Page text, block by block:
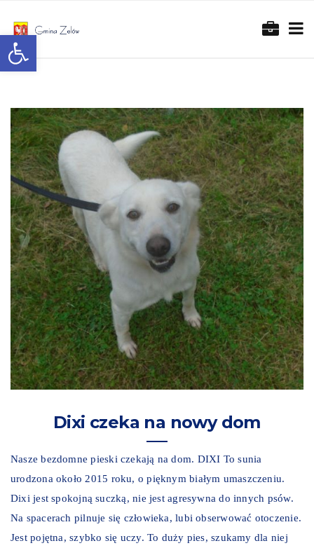
Otwórz pasek narzędzi
Dixi czeka na nowy dom
Nasze bezdomne pieski czekają na dom. DIXI To sunia
urodzona około 2015 roku, o pięknym białym umaszczeniu.
Dixi jest spokojną suczką, nie jest agresywna do innych psów.
Na spacerach pilnuje się człowieka, lubi obserwować otoczenie.
Jest pojętna, szybko się uczy. To duży pies, szukamy dla niej